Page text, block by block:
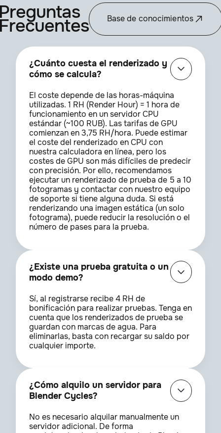
Base de conocimientos
¿Cuánto cuesta el renderizado y
cómo se calcula?
El coste depende de las horas-máquina
utilizadas. 1 RH (Render Hour) = 1 hora de
funcionamiento en un servidor CPU
estándar (~100 RUB). Las tarifas de GPU
comienzan en 3,75 RH/hora. Puede estimar
el coste del renderizado en CPU con
nuestra calculadora en línea, pero los
costes de GPU son más difíciles de predecir
con precisión. Por ello, recomendamos
ejecutar un renderizado de prueba de 5 a 10
fotogramas y contactar con nuestro equipo
de soporte si tiene alguna duda. Si está
renderizando una imagen estática (un solo
fotograma), puede reducir la resolución o el
número de pases para la prueba.
¿Existe una prueba gratuita o un
modo demo?
Sí, al registrarse recibe 4 RH de
bonificación para realizar pruebas. Tenga en
cuenta que los renderizados de prueba se
guardan con marcas de agua. Para
eliminarlas, basta con recargar su saldo por
cualquier importe.
¿Cómo alquilo un servidor para
Blender Cycles?
No es necesario alquilar manualmente un
servidor adicional. De forma